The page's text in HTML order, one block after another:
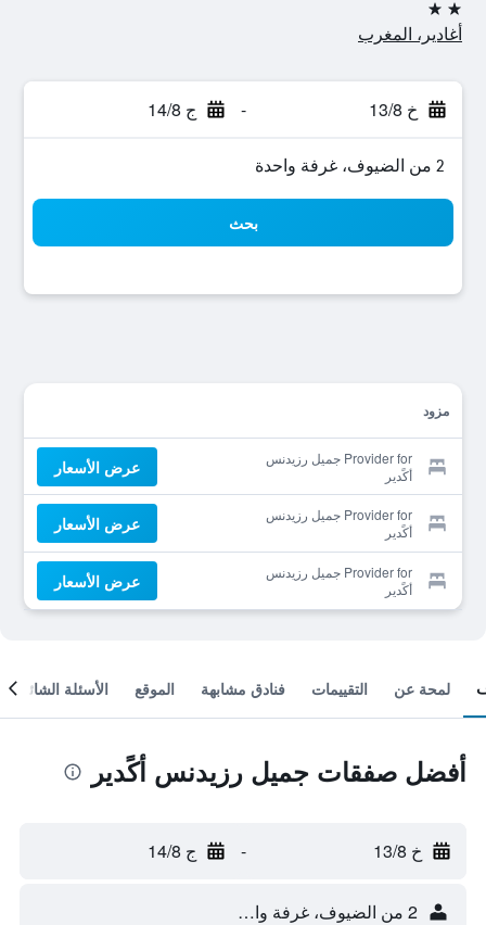
2 نجمتين
أغادير، المغرب
خ 13/8 - ج 14/8
2 من الضيوف، غرفة واحدة
بحث
مزود
Provider for جميل رزيدنس
أكًدير
عرض الأسعار
Provider for جميل رزيدنس
أكًدير
عرض الأسعار
Provider for جميل رزيدنس
أكًدير
عرض الأسعار
لمحة عن التقييمات فنادق مشابهة الموقع الأسئلة الشائعة
أفضل صفقات جميل رزيدنس أكًدير
خ 13/8 - ج 14/8
2 من الضيوف، غرفة واحدة